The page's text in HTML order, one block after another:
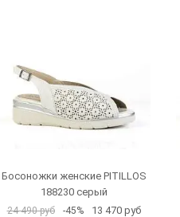
Босоножки женские PITILLOS
188230 серый
24 490 руб -45% 13 470 руб